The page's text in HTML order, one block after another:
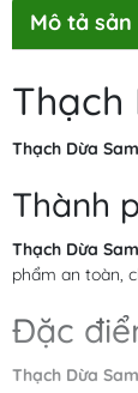
Mô tả
Thạch
Thạch Dừa
Thành
Thạch Dừa
phẩm an toàn,
Đặc
Thạch Dừa